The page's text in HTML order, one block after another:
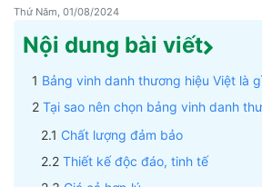
Thứ Năm, 01/08/2024
Nội dung bài viết
Bảng vinh danh thương hiệu Việt là
Tại sao nên chọn bảng vinh danh
Chất lượng đảm bảo
Thiết kế độc đáo, tinh tế